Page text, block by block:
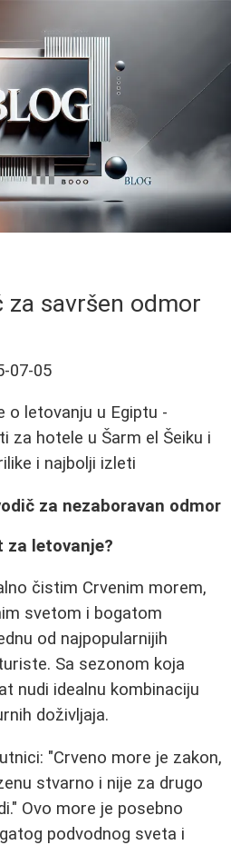
za savršen odmor
07-05
o letovanju u Egiptu -
za hotele u Šarm el Šeiku i
i najbolji izleti
za nezaboravan odmor
letovanje?
čistim Crvenim morem,
svetom i bogatom
od najpopularnijih
Sa sezonom koja
nudi idealnu kombinaciju
doživljaja.
"Crveno more je zakon,
stvarno i nije za drugo
Ovo more je posebno
podvodnog sveta i